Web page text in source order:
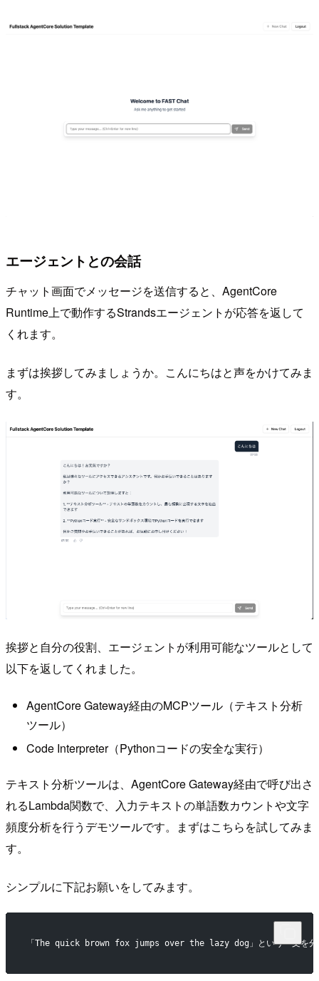
エージェントとの会話
チャット画面でメッセージを送信すると、AgentCore
Runtime上で動作するStrandsエージェントが応答を返して
くれます。
まずは挨拶してみましょうか。こんにちはと声をかけてみま
す。
挨拶と自分の役割、エージェントが利用可能なツールとして
以下を返してくれました。
AgentCore Gateway経由のMCPツール（テキスト分析
ツール）
Code Interpreter（Pythonコードの安全な実行）
テキスト分析ツールは、AgentCore Gateway経由で呼び出さ
れるLambda関数で、入力テキストの単語数カウントや文字
頻度分析を行うデモツールです。まずはこちらを試してみま
す。
シンプルに下記お願いをしてみます。
「The quick brown fox jumps over the lazy dog」という一文を分